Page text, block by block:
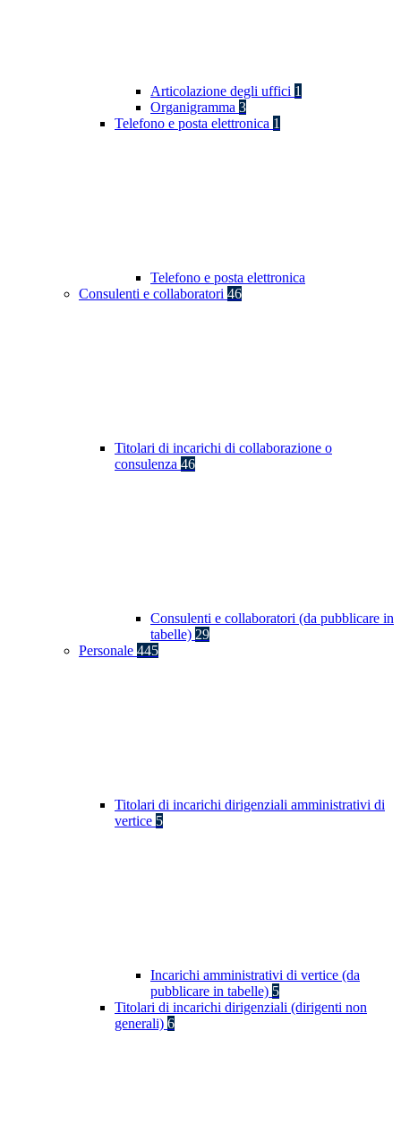
Articolazione degli uffici 1
Organigramma 3
Telefono e posta elettronica 1
Telefono e posta elettronica
Consulenti e collaboratori 46
Titolari di incarichi di collaborazione o
consulenza 46
Consulenti e collaboratori (da pubblicare in
tabelle) 29
Personale 445
Titolari di incarichi dirigenziali amministrativi di
vertice 5
Incarichi amministrativi di vertice (da
pubblicare in tabelle) 5
Titolari di incarichi dirigenziali (dirigenti non
generali) 6